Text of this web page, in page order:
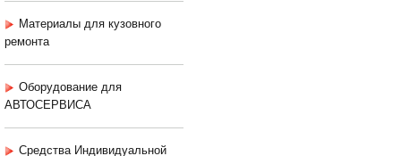
Материалы для кузовного
ремонта
Оборудование для
АВТОСЕРВИСА
Средства Индивидуальной